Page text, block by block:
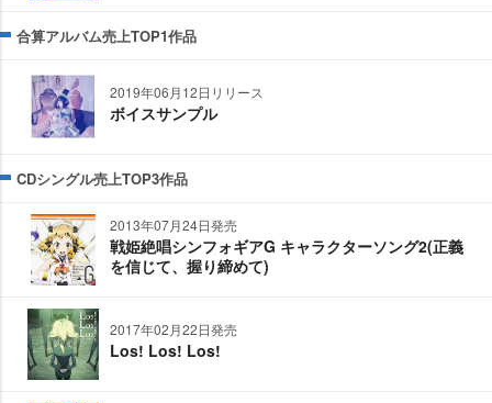
合算アルバム売上TOP1作品
2019年06月12日リリース
ボイスサンプル
CDシングル売上TOP3作品
2013年07月24日発売
戦姫絶唱シンフォギアG キャラクターソング2(正義
を信じて、握り締めて)
2017年02月22日発売
Los! Los! Los!